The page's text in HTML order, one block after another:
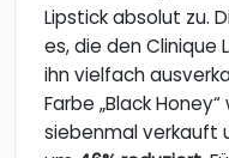
Lipstick absolut zu.
es, die den Clinique
ihn vielfach
Farbe „Black
siebenmal verkauft